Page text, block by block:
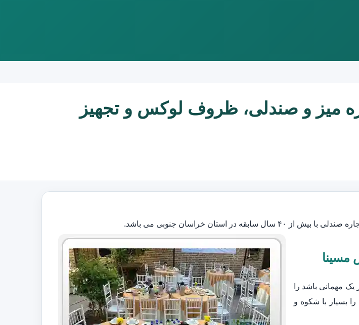
میز و صندلی، ظروف لوکس و تجهیز
استان خراسان جنوبی می باشد.
مسینا
مهمانی باشد را
بسیار با شکوه و